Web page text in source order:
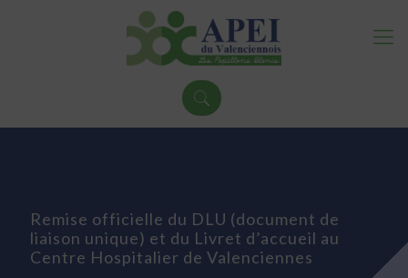
Remise officielle du DLU (document de
liaison unique) et du Livret d’accueil au
Centre Hospitalier de Valenciennes